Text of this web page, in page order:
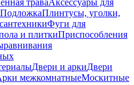
траваАксессуары для
ПодложкаПлинтусы, уголки,
Фуги для
и плиткиПриспособления
Двери и аркиДвери
межкомнатныеМоскитные